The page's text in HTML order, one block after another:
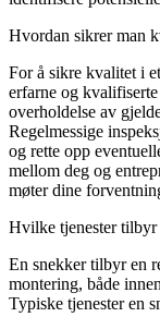
Hvordan sikrer man
For å sikre kvalitet i
erfarne og
overholdelse av
Regelmessige
og rette opp
mellom deg og
møter dine
Hvilke tjenester tilbyr
En snekker tilbyr en
montering, både
Typiske tjenester en